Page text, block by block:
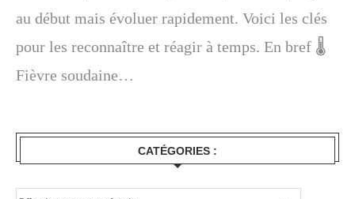
au début mais évoluer rapidement. Voici les clés
pour les reconnaître et réagir à temps. En bref 🌡️
Fièvre soudaine…
CATÉGORIES :